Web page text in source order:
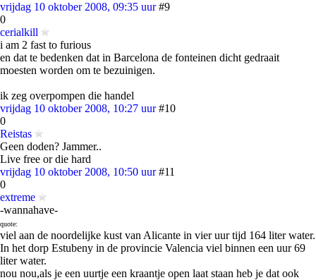
vrijdag 10 oktober 2008, 09:35 uur #9
0
cerialkill
i am 2 fast to furious
en dat te bedenken dat in Barcelona de fonteinen dicht gedraait
moesten worden om te bezuinigen.
ik zeg overpompen die handel
vrijdag 10 oktober 2008, 10:27 uur #10
0
Reistas
Geen doden? Jammer..
Live free or die hard
vrijdag 10 oktober 2008, 10:50 uur #11
0
extreme
-wannahave-
quote:
viel aan de noordelijke kust van Alicante in vier uur tijd 164 liter water.
In het dorp Estubeny in de provincie Valencia viel binnen een uur 69
liter water.
nou nou,als je een uurtje een kraantje open laat staan heb je dat ook